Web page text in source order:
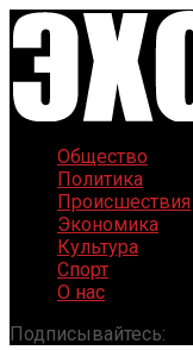
Общество
Политика
Происшествия
Экономика
Культура
Спорт
О нас
Подписывайтесь: